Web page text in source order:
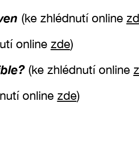
(ke zhlédnutí online
online zde)
(ke zhlédnutí online
online zde)